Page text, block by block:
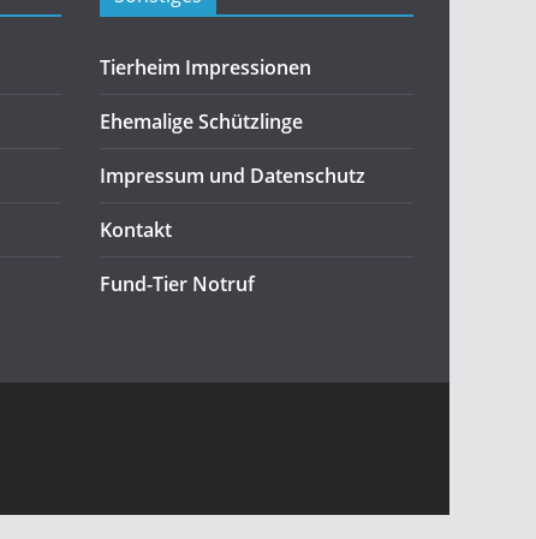
Tierheim Impressionen
Ehemalige Schützlinge
Impressum und Datenschutz
Kontakt
Fund-Tier Notruf